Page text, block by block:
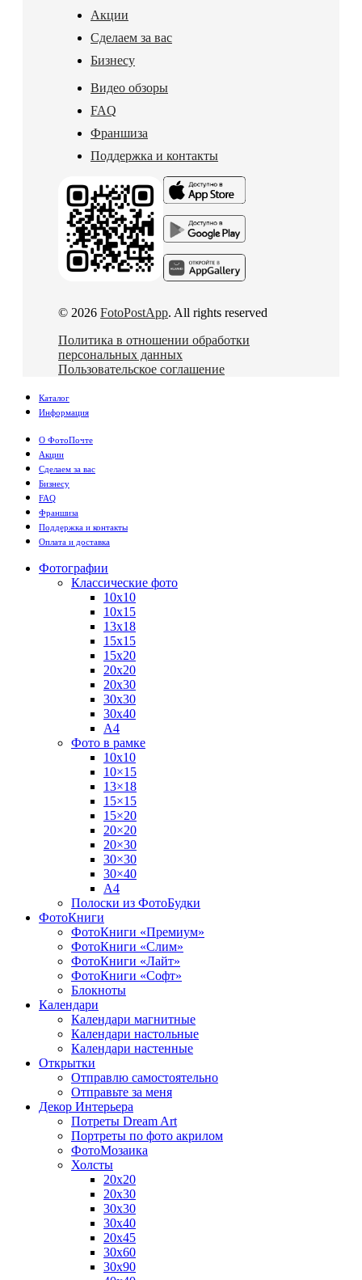
Акции
Сделаем за вас
Бизнесу
Видео обзоры
FAQ
Франшиза
Поддержка и контакты
© 2026 FotoPostApp. All rights reserved
Политика в отношении обработки
персональных данных
Пользовательское соглашение
Каталог
Информация
О ФотоПочте
Акции
Сделаем за вас
Бизнесу
FAQ
Франшиза
Поддержка и контакты
Оплата и доставка
Фотографии
Классические фото
10х10
10х15
13х18
15х15
15х20
20х20
20х30
30х30
30х40
А4
Фото в рамке
10х10
10×15
13×18
15×15
15×20
20×20
20×30
30×30
30×40
A4
Полоски из ФотоБудки
ФотоКниги
ФотоКниги «Премиум»
ФотоКниги «Слим»
ФотоКниги «Лайт»
ФотоКниги «Софт»
Блокноты
Календари
Календари магнитные
Календари настольные
Календари настенные
Открытки
Отправлю самостоятельно
Отправьте за меня
Декор Интерьера
Потреты Dream Art
Портреты по фото акрилом
ФотоМозаика
Холсты
20х20
20х30
30х30
30х40
20х45
30х60
30х90